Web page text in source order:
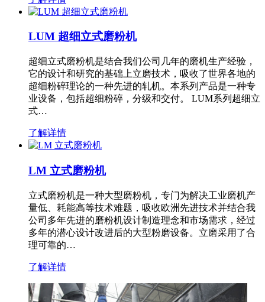
LUM 超细立式磨粉机
超细立式磨粉机是结合我们公司几年的磨机生产经验，
它的设计和研究的基础上立磨技术，吸收了世界各地的
超细粉碎理论的一种先进的轧机。本系列产品是一种专
业设备，包括超细粉碎，分级和交付。 LUM系列超细立
式…
了解详情
LM 立式磨粉机
立式磨粉机是一种大型磨粉机，专门为解决工业磨机产
量低、耗能高等技术难题，吸收欧洲先进技术并结合我
公司多年先进的磨粉机设计制造理念和市场需求，经过
多年的潜心设计改进后的大型粉磨设备。立磨采用了合
理可靠的…
了解详情